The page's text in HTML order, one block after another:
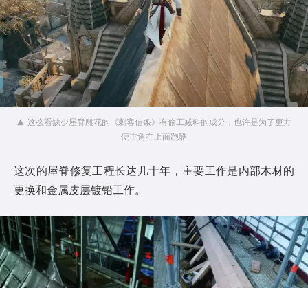
这么看缺少屋脊雕花的《刺客信条》有偷工减料的成分，也许是为了更方
便主角在上面跑酷
这次的屋脊修复工程长达几十年，主要工作是内部木材的
更换和金属皮层镀铅工作。